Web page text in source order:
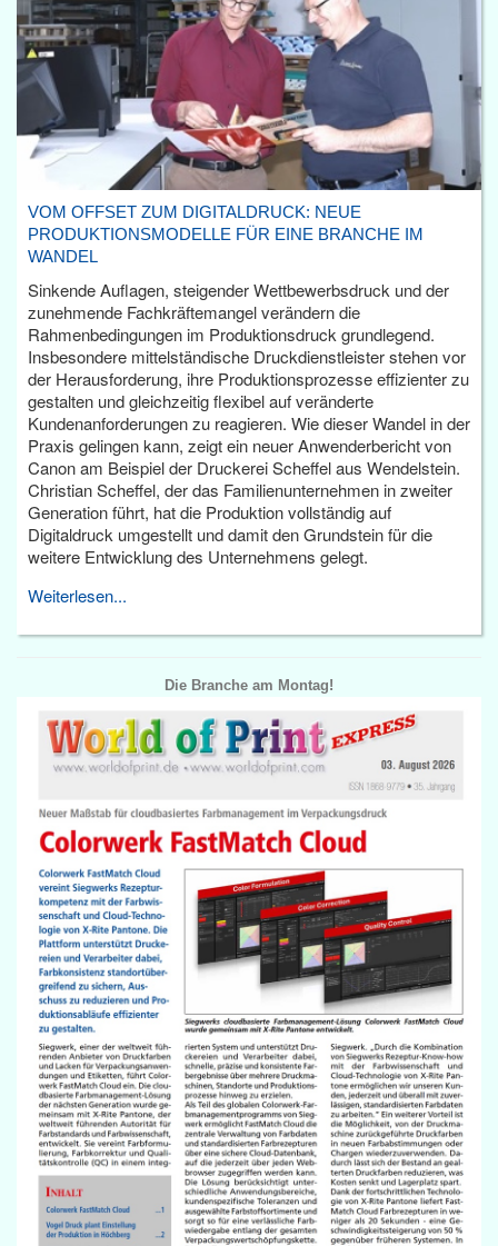
VOM OFFSET ZUM DIGITALDRUCK: NEUE
PRODUKTIONSMODELLE FÜR EINE BRANCHE IM
WANDEL
Sinkende Auflagen, steigender Wettbewerbsdruck und der
zunehmende Fachkräftemangel verändern die
Rahmenbedingungen im Produktionsdruck grundlegend.
Insbesondere mittelständische Druckdienstleister stehen vor
der Herausforderung, ihre Produktionsprozesse effizienter zu
gestalten und gleichzeitig flexibel auf veränderte
Kundenanforderungen zu reagieren. Wie dieser Wandel in der
Praxis gelingen kann, zeigt ein neuer Anwenderbericht von
Canon am Beispiel der Druckerei Scheffel aus Wendelstein.
Christian Scheffel, der das Familienunternehmen in zweiter
Generation führt, hat die Produktion vollständig auf
Digitaldruck umgestellt und damit den Grundstein für die
weitere Entwicklung des Unternehmens gelegt.
Weiterlesen...
Die Branche am Montag!